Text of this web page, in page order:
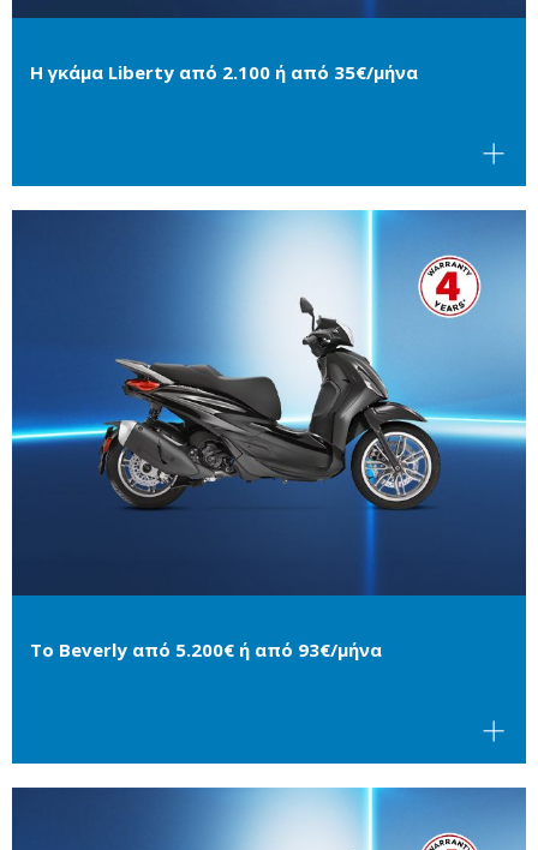
Η γκάμα Liberty από 2.100 ή από 35€/μήνα
Το Beverly από 5.200€ ή από 93€/μήνα